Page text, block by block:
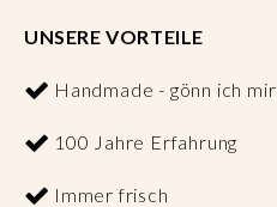
UNSERE VORTEILE
Handmade - gönn ich mir
100 Jahre Erfahrung
Immer frisch